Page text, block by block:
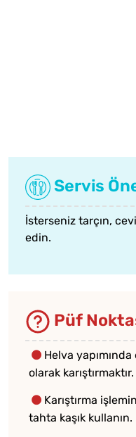
Servis
İsterseniz tarçın,
edin.
Püf
Helva
olarak karıştırmaktır.
Karıştırma
tahta kaşık kullanın.